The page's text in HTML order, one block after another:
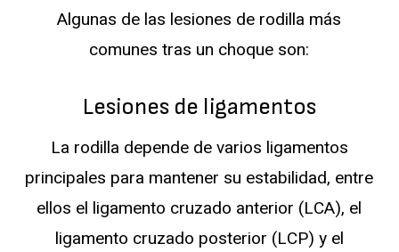
Algunas de las lesiones de rodilla más
comunes tras un choque son:
Lesiones de ligamentos
La rodilla depende de varios ligamentos
principales para mantener su estabilidad, entre
ellos el ligamento cruzado anterior (LCA), el
ligamento cruzado posterior (LCP) y el